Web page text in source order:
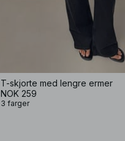
T-skjorte med lengre ermer
NOK 259
3 farger